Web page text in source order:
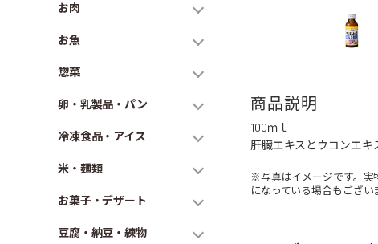
お肉
お魚
惣菜
卵・乳製品・パン
冷凍食品・アイス
米・麺類
お菓子・デザート
豆腐・納豆・練物
商品説明
100ｍｌ
肝臓エキスとウコンエキ
※写真はイメージです。実
になっている場合もござ